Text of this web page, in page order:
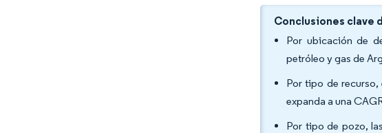
Conclusiones clave
Por ubicación de
petróleo y gas de
Por tipo de recurso,
expanda a una
Por tipo de pozo,